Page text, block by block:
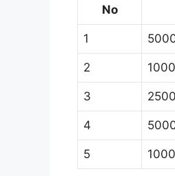
No
1
2
3
4
5